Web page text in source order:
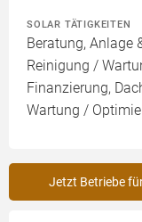
SOLAR TÄTIGKEITEN
Beratung, Anlage
Reinigung /
Finanzierung,
Wartung /
Jetzt Betriebe